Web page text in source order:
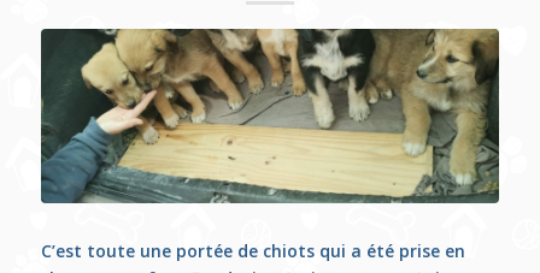
C’est toute une portée de chiots qui a été prise en